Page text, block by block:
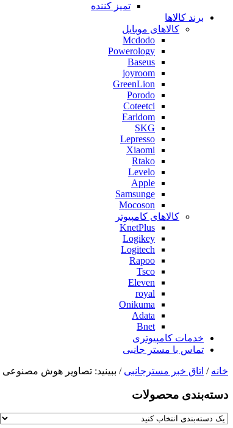
تمیز کننده
برند کالاها
کالاهای موبایل
Mcdodo
Powerology
Baseus
joyroom
GreenLion
Porodo
Coteetci
Earldom
SKG
Lepresso
Xiaomi
Rtako
Levelo
Apple
Samsunge
Mocoson
کالاهای کامپیوتر
KnetPlus
Logikey
Logitech
Rapoo
Tsco
Eleven
royal
Onikuma
Adata
Bnet
خدمات کامپیوتری
تماس با مستر جانبی
خانه / اتاق خبر مسترجانبی / ببینید: تصاویر هوش
دسته‌بندی‌ محصولات